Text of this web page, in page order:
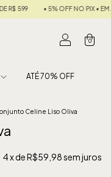
6X SEM JUROS • 10% DE
0
ATÉ 70% OFF
Celine Liso Oliva
4x deR$59,98sem juros